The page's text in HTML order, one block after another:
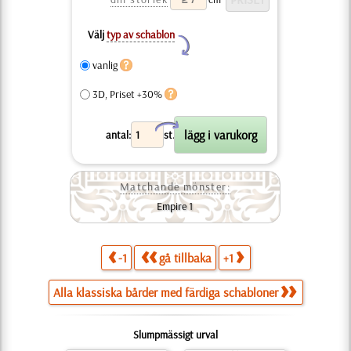
Väljtyp av schablon
Y
vanlig
3D, Priset +30%
antal: st.
X
Matchande mönster:
Empire 1
-1 gå tillbaka +1
Alla klassiska bårder med färdiga schabloner
Slumpmässigt urval